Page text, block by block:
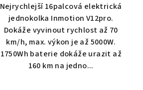
Nejrychlejší 16palcová elektrická
jednokolka Inmotion V12pro.
Dokáže vyvinout rychlost až 70
km/h, max. výkon je až 5000W.
1750Wh baterie dokáže urazit až
160 km na jedno...